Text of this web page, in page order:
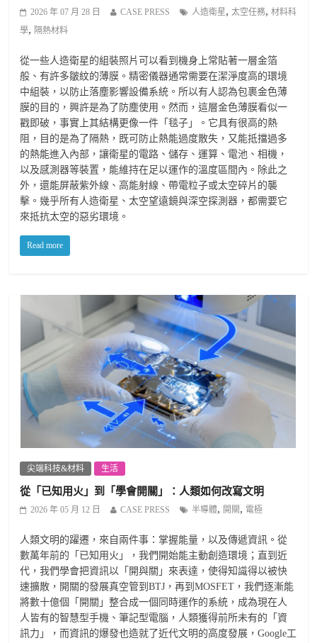
2026 年 07 月 28 日 CASE PRESS 人造衛星,太空任務,材料科
學, 隔熱材料
從一些人造衛星的組裝照片可以看到機身上常貼著一層金箔
般、有許多皺紋的薄膜。精密儀器通常需要在潔淨度高的環境
中組裝，以防止落塵影響設備系統。所以有人認為包裹金色薄
膜的目的，興許是為了防塵使用。然而，這層金色薄膜看似一
戳即破，事實上其結構更像一件「毯子」。它具有很高的熱
阻，目的是為了隔熱，既可防止熱能過度散失，又能抵擋過多
的熱能進入內部，讓衛星的電路、儲存、運算、電池、相機，
以及感測器等裝置，能維持在足以運作的溫度區間內。除此之
外，還能屏蔽紫外線、高能射線、帶電粒子或太空碎片的襲
擊。幾乎所有人造衛星、太空望遠鏡與深空探測器，都需要它
來抵抗太空的惡劣環境。
Read more
尖端科技&材料 生活
從「已知用火」到「學會開關」：人類如何改寫文明
2026 年 05 月 12 日 CASE PRESS 半導體, 開關 , 電極
人類文明的躍遷，來自兩件事：掌握能量，以及傳遞資訊。從
數萬年前的「已知用火」，我們開始能主動創造環境；直到近
代，我們學會把資訊以「開與關」來表達，使得知識得以被快
速擴散，開關的發展真空管到BTJ，再到MOSFET，我們逐漸能
將數十億個「開關」整合成一個同時運作的系統，成為現在人
人皆有的智慧型手機、筆記型電腦，人類獲得前所未有的「資
訊力」，而資訊的爆發也造就了近代文明的高度發展，Google工